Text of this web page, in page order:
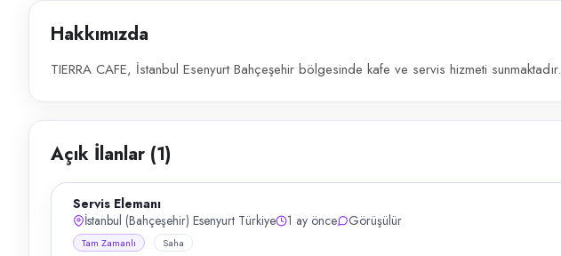
Hakkımızda
TIERRA CAFE, İstanbul Esenyurt Bahçeşehir bölgesinde kafe ve servis hizmeti sunmaktadır.
Açık İlanlar (1)
Servis Elemanı
İstanbul (Bahçeşehir) Esenyurt Türkiye
1 ay önce Görüşülür
Tam Zamanlı Saha